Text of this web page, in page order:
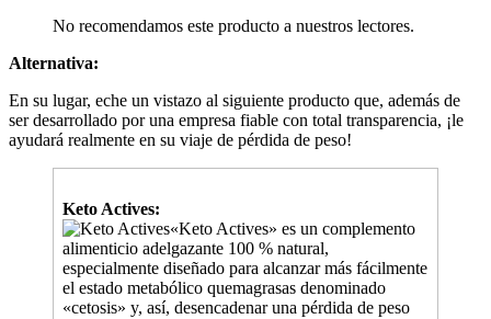
ser desarrollado por una empresa fiable con total transparencia, ¡le
ayudará realmente en su viaje de pérdida de peso!
alimenticio adelgazante 100 % natural,
especialmente diseñado para alcanzar más fácilmente
el estado metabólico quemagrasas denominado
«cetosis» y, así, desencadenar una pérdida de peso
importante y rápida.